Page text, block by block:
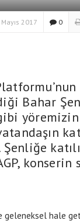
2017 0
Bahar
Şenliğe
geleneksel hale